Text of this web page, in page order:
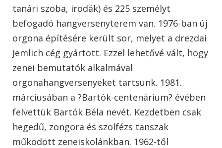
tanári szoba, irodák) és 225 személyt
befogadó hangversenyterem van. 1976-ban új
orgona építésére került sor, melyet a drezdai
Jemlich cég gyártott. Ezzel lehetővé vált, hogy
zenei bemutatók alkalmával
orgonahangversenyeket tartsunk. 1981.
márciusában a ?Bartók-centenárium? évében
felvettük Bartók Béla nevét. Kezdetben csak
hegedű, zongora és szolfézs tanszak
működött zeneiskolánkban. 1962-től